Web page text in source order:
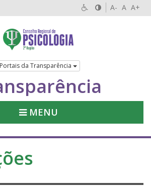
A- A A+
Portais da Transparência
MENU